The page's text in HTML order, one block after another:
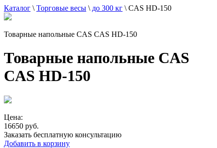
Каталог \ Торговые весы \ до 300 кг \ CAS HD-150
Товарные напольные CAS CAS HD-150
Товарные напольные CAS
CAS HD-150
Цена:
16650 руб.
Заказать бесплатную консультацию
Добавить в корзину